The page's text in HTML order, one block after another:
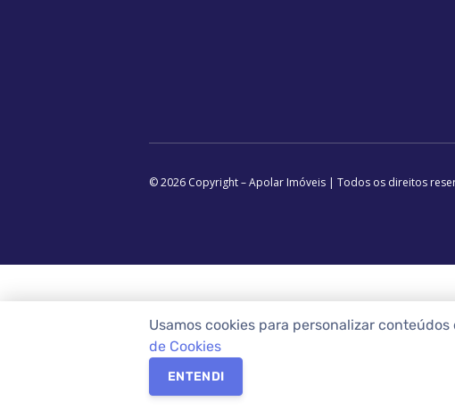
© 2026 Copyright – Apolar Imóveis | Todos os direitos
Usamos cookies para personalizar
de Cookies
ENTENDI